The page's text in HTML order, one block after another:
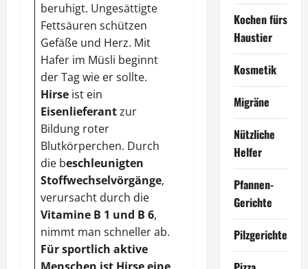
beruhigt. Ungesättigte
Fettsäuren schützen
Gefäße und Herz. Mit
Hafer im Müsli beginnt
der Tag wie er sollte.
Hirse ist ein
Eisenlieferantzur
Bildung roter
Blutkörperchen. Durch
die beschleunigten
Stoffwechselvörgänge,
verursacht durch die
Vitamine B 1 und B 6,
nimmt man schneller ab.
Für sportlich aktive
fördert den
Abtransport von
Giftstoffenaus dem
Körper und das
Entschlacken. Die
Pfunde werden
purzeln, wenn das
Essen regelmäßig
damit gewürzt wird.
Auch Ingwertee ist
dafür förderlich.
Außerdemhilft er
dem Magen dei der
Kochen fürs
Haustier
Kosmetik
Migräne
Nützliche
Helfer
Pfannen-
Gerichte
Pilzgerichte